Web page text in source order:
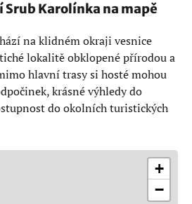
Karolínka na mapě
na klidném okraji vesnice
lokalitě obklopené přírodou a
hlavní trasy si hosté mohou
krásné výhledy do
do okolních turistických
+
−